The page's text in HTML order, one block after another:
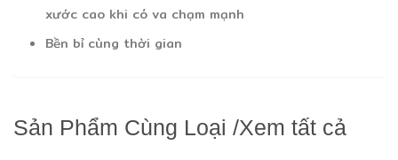
xước cao khi có va chạm mạnh
Bền bỉ cùng thời gian
Sản Phẩm Cùng Loại /Xem tất cả